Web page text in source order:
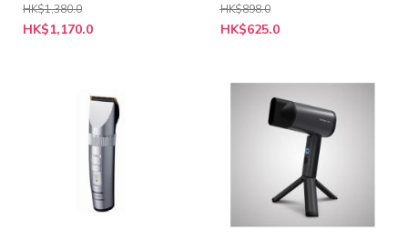
HK$1,380.0
特
殊
HK$1,170.0
HK$898.0
特
殊
HK$625.0